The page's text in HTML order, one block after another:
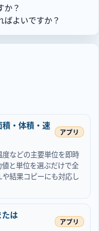
か？
ばよいですか？
・体積・速
などの主要単位を即時
と単位を選ぶだけで全
結果コピーにも対応し
は